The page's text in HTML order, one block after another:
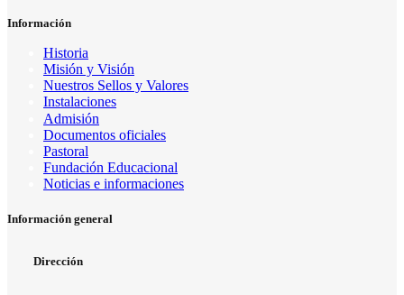
Información
Historia
Misión y Visión
Nuestros Sellos y Valores
Instalaciones
Admisión
Documentos oficiales
Pastoral
Fundación Educacional
Noticias e informaciones
Información general
Dirección